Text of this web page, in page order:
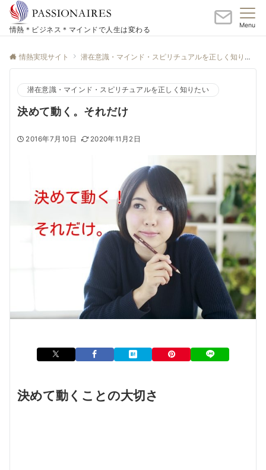
情熱＊ビジネス＊マインドで人生は変わる
Menu
情熱実現サイト 潜在意識・マインド・スピリチュアルを正しく知りたい
潜在意識・マインド・スピリチュアルを正しく知りたい
決めて動く。それだけ
2016年7月10日 2020年11月2日
決めて動くことの大切さ